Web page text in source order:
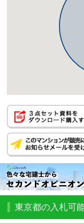
東京都の入札可